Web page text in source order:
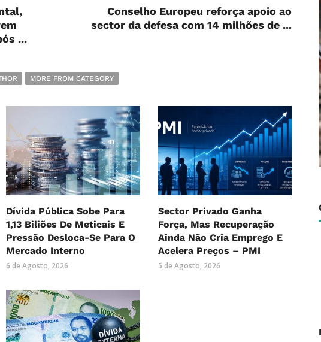
...
Conselho Europeu reforça apoio ao
sector da defesa com 14 milhões de ...
MORE FROM CATEGORY
Dívida Pública Sobe Para
1,13 Biliões De Meticais E
Pressão Desloca-Se Para O
Mercado Interno
6 de Agosto, 2026
Sector Privado Ganha
Força, Mas Recuperação
Ainda Não Cria Emprego E
Acelera Preços – PMI
5 de Agosto, 2026